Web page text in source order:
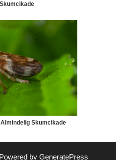
Skumcikade
by GeneratePress